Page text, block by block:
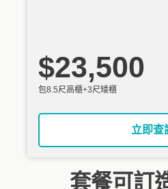
$23,500
包8.5尺高櫃+3尺矮櫃
立即查
套餐可訂